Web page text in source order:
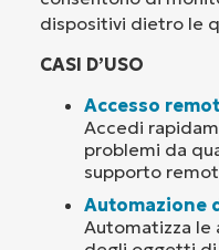
dispositivi dietro le
CASI D’USO
Accesso
Accedi
problemi da
supporto
Automazione
Automatizza